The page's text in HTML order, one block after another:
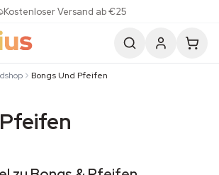
Kostenloser Versand ab €25
Bongs Und Pfeifen